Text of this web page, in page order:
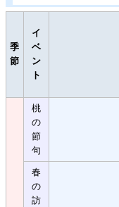
季
節
イ
ベ
ン
ト
桃
の
節
句
春
の
訪